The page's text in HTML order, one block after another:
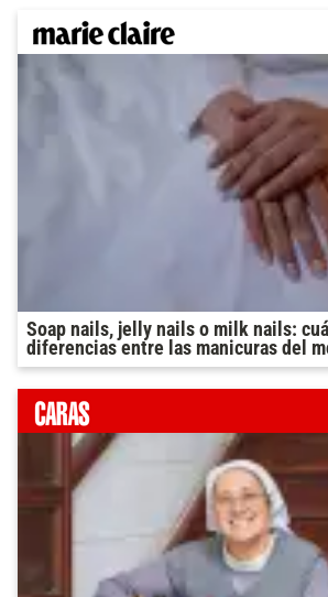
Soap nails, jelly nails o milk nails:
diferencias entre las manicuras del